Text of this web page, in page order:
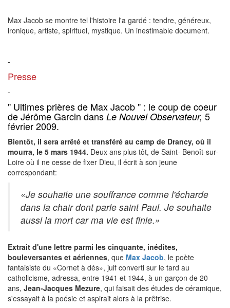
Max Jacob se montre tel l'histoire l'a gardé : tendre, généreux,
ironique, artiste, spirituel, mystique. Un inestimable document.
-
Presse
-
" Ultimes prières de Max Jacob " : le coup de coeur
de Jérôme Garcin dans Le Nouvel Observateur, 5
février 2009.
Bientôt, il sera arrêté et transféré au camp de Drancy, où il
mourra, le 5 mars 1944. Deux ans plus tôt, de Saint- Benoît-sur-
Loire où il ne cesse de fixer Dieu, il écrit à son jeune
correspondant:
«Je souhaite une souffrance comme l'écharde
dans la chair dont parle saint Paul. Je souhaite
aussi la mort car ma vie est finie.»
Extrait d'une lettre parmi les cinquante, inédites,
bouleversantes et aériennes, que Max Jacob, le poète
fantaisiste du «Cornet à dés», juif converti sur le tard au
catholicisme, adressa, entre 1941 et 1944, à un garçon de 20
ans, Jean-Jacques Mezure, qui faisait des études de céramique,
s'essayait à la poésie et aspirait alors à la prêtrise.